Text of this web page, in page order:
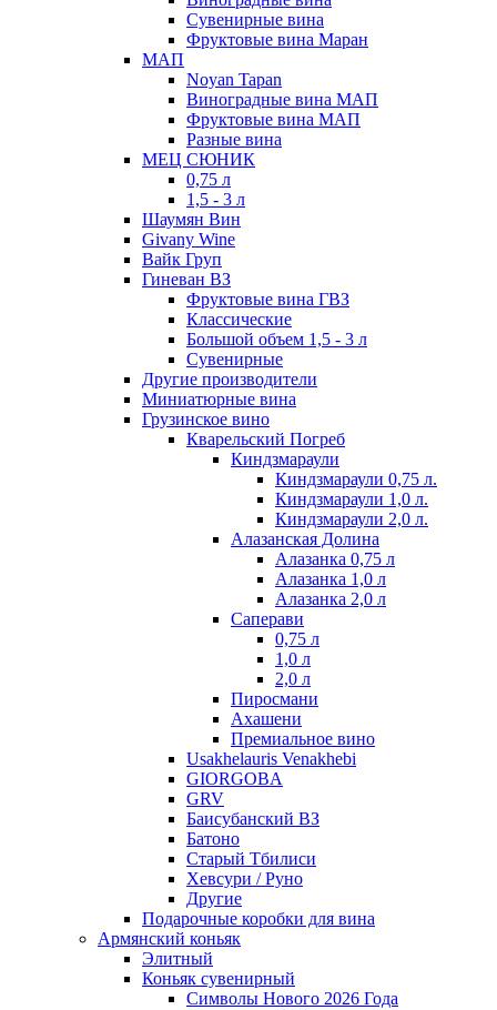
Сувенирные вина
Фруктовые вина Маран
МАП
Noyan Tapan
Виноградные вина МАП
Фруктовые вина МАП
Разные вина
МЕЦ СЮНИК
0,75 л
1,5 - 3 л
Шаумян Вин
Givany Wine
Вайк Груп
Гиневан ВЗ
Фруктовые вина ГВЗ
Классические
Большой объем 1,5 - 3 л
Сувенирные
Другие производители
Миниатюрные вина
Грузинское вино
Кварельский Погреб
Киндзмараули
Киндзмараули 0,75 л.
Киндзмараули 1,0 л.
Киндзмараули 2,0 л.
Алазанская Долина
Алазанка 0,75 л
Алазанка 1,0 л
Алазанка 2,0 л
Саперави
0,75 л
1,0 л
2,0 л
Пиросмани
Ахашени
Премиальное вино
Usakhelauris Venakhebi
GIORGOBA
GRV
Баисубанский ВЗ
Батоно
Старый Тбилиси
Хевсури / Руно
Другие
Подарочные коробки для вина
Армянский коньяк
Элитный
Коньяк сувенирный
Символы Нового 2026 Года